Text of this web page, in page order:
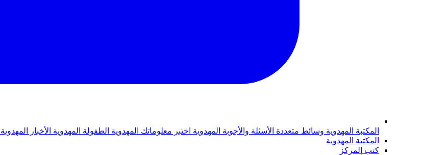
المكتبة المهدوية وسائط متعددة الأسئلة والأجوبة المهدوية اختبر معلوماتك المهدوية الطفولة المهدوية الأخبار المهدوية
المكتبة المهدوية
كتب المركز